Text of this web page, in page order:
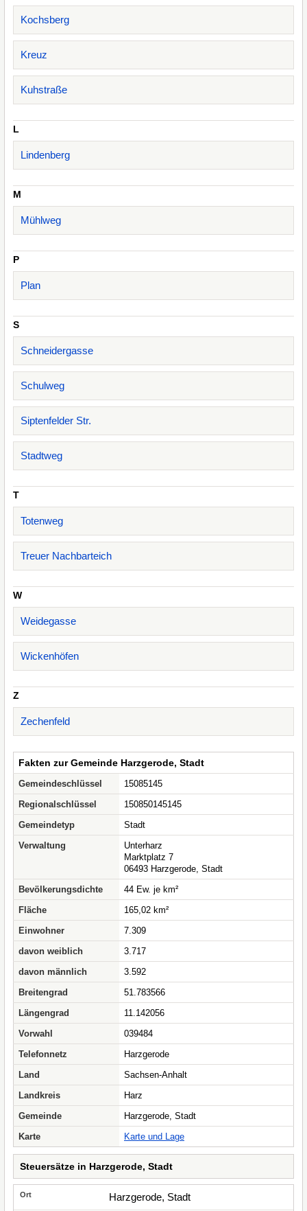
Kochsberg
Kreuz
Kuhstraße
L
Lindenberg
M
Mühlweg
P
Plan
S
Schneidergasse
Schulweg
Siptenfelder Str.
Stadtweg
T
Totenweg
Treuer Nachbarteich
W
Weidegasse
Wickenhöfen
Z
Zechenfeld
Fakten zur Gemeinde Harzgerode, Stadt
Gemeindeschlüssel
15085145
Regionalschlüssel
150850145145
Gemeindetyp
Stadt
Verwaltung
Unterharz
Marktplatz 7
06493 Harzgerode, Stadt
Bevölkerungsdichte
44 Ew. je km²
Fläche
165,02 km²
Einwohner
7.309
davon weiblich
3.717
davon männlich
3.592
Breitengrad
51.783566
Längengrad
11.142056
Vorwahl
039484
Telefonnetz
Harzgerode
Land
Sachsen-Anhalt
Landkreis
Harz
Gemeinde
Harzgerode, Stadt
Karte
Karte und Lage
Steuersätze in Harzgerode, Stadt
Harzgerode, Stadt